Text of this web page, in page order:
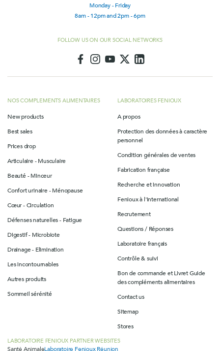
Monday - Friday
8am - 12pm and 2pm - 6pm
FOLLOW US ON OUR SOCIAL NETWORKS
NOS COMPLEMENTS ALIMENTAIRES
New products
Best sales
Prices drop
Articulaire - Musculaire
Beauté - Minceur
Confort urinaire - Ménopause
Cœur - Circulation
Défenses naturelles - Fatigue
Digestif - Microbiote
Drainage - Elimination
Les incontournables
Autres produits
Sommeil sérénité
LABORATOIRES FENIOUX
A propos
Protection des données à caractère
personnel
Condition générales de ventes
Fabrication française
Recherche et innovation
Fenioux à l'international
Recrutement
Questions / Réponses
Laboratoire français
Contrôle & suivi
Bon de commande et Livret Guide
des compléments alimentaires
Contact us
Sitemap
Stores
LABORATOIRE FENIOUX PARTNER WEBSITES
Santé AnimaleLaboratoire Fenioux Réunion